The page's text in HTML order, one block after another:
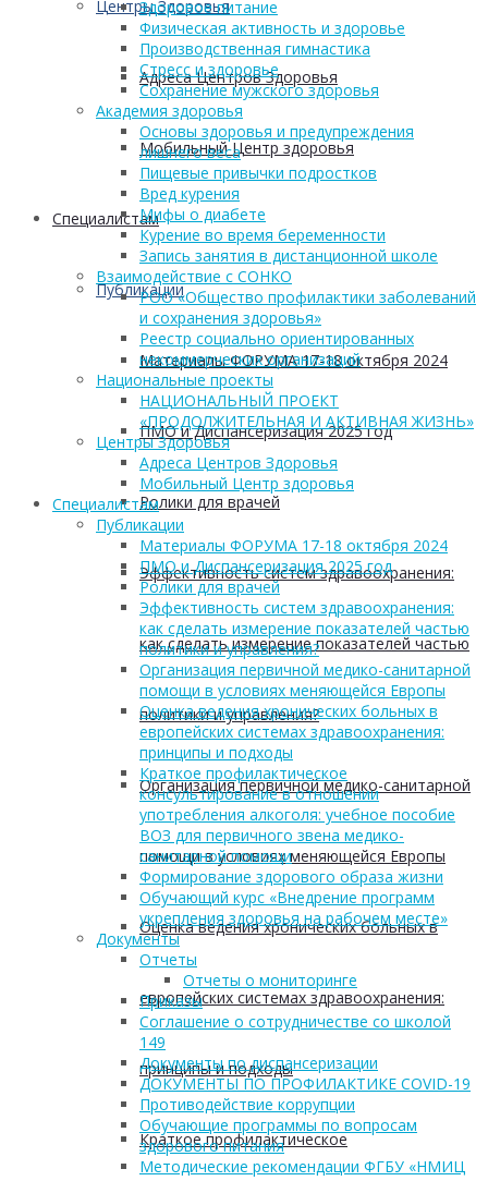
Центры Здоровья
Адреса Центров Здоровья
Мобильный Центр здоровья
Cпециалистам
Публикации
Материалы ФОРУМА 17-18 октября 2024
ПМО и Диспансеризация 2025 год
Ролики для врачей
Эффективность систем здравоохранения:
как сделать измерение показателей частью
политики и управления?
Организация первичной медико-санитарной
помощи в условиях меняющейся Европы
Оценка ведения хронических больных в
европейских системах здравоохранения:
принципы и подходы
Краткое профилактическое
Здоровое питание
Физическая активность и здоровье
Производственная гимнастика
Стресс и здоровье
Сохранение мужского здоровья
Академия здоровья
Основы здоровья и предупреждения
лишнего веса
Пищевые привычки подростков
Вред курения
Мифы о диабете
Курение во время беременности
Запись занятия в дистанционной школе
Взаимодействие с СОНКО
РОО «Общество профилактики заболеваний
и сохранения здоровья»
Реестр социально ориентированных
некоммерческих организаций
Национальные проекты
НАЦИОНАЛЬНЫЙ ПРОЕКТ
«ПРОДОЛЖИТЕЛЬНАЯ И АКТИВНАЯ ЖИЗНЬ»
Центры Здоровья
Адреса Центров Здоровья
Мобильный Центр здоровья
Cпециалистам
Публикации
Материалы ФОРУМА 17-18 октября 2024
ПМО и Диспансеризация 2025 год
Ролики для врачей
Эффективность систем здравоохранения:
как сделать измерение показателей частью
политики и управления?
Организация первичной медико-санитарной
помощи в условиях меняющейся Европы
Оценка ведения хронических больных в
европейских системах здравоохранения:
принципы и подходы
Краткое профилактическое
консультирование в отношении
употребления алкоголя: учебное пособие
ВОЗ для первичного звена медико-
санитарной помощи
Формирование здорового образа жизни
Обучающий курс «Внедрение программ
укрепления здоровья на рабочем месте»
Документы
Отчеты
Отчеты о мониторинге
Приказы
Соглашение о сотрудничестве со школой
149
Документы по диспансеризации
ДОКУМЕНТЫ ПО ПРОФИЛАКТИКЕ COVID-19
Противодействие коррупции
Обучающие программы по вопросам
здорового питания
Методические рекомендации ФГБУ «НМИЦ